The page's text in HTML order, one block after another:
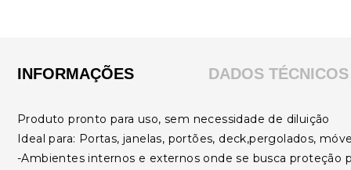
INFORMAÇÕES DADOS TÉCNICOS
Produto pronto para uso, sem necessidade de diluição
Ideal para: Portas, janelas, portões, deck,pergolados,
-Ambientes internos e externos onde se busca proteção